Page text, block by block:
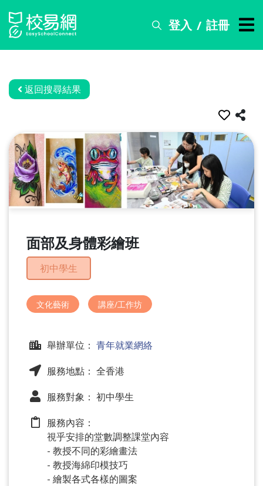
登入 / 註冊
搜
務
資
訊
關
於
我
返回搜尋結果
面部及身體彩繪班
初中學生
文化藝術 講座/工作坊
舉辦單位： 青年就業網絡
服務地點： 全香港
服務對象： 初中學生
服務內容：
視乎安排的堂數調整課堂內容
- 教授不同的彩繪畫法
- 教授海綿印模技巧
- 繪製各式各樣的圖案